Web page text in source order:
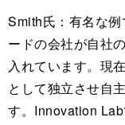
Smith氏：有名な
ードの会社が自社
入れています。現
として独立させ自
す。Innovation